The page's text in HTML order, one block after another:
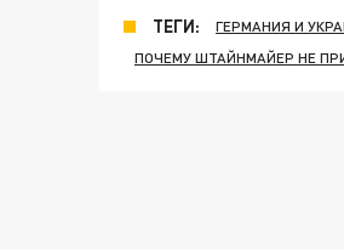
ТЕГИ: ГЕРМАНИЯ И
ПОЧЕМУ ШТАЙНМАЙЕР НЕ